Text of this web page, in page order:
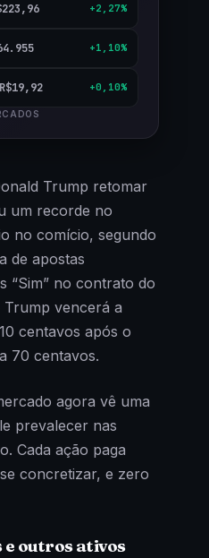
+2,27%
+1,10%
R$19,92 +0,10%
Trump retomar
um recorde no
no comício, segundo
de apostas
“Sim” no contrato do
vencerá a
centavos após o
70 centavos.
agora vê uma
prevalecer nas
Cada ação paga
concretizar, e zero
e outros ativos